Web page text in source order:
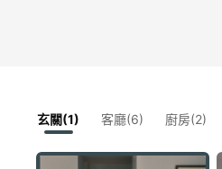
玄關(1) 客廳(6) 廚房(2)